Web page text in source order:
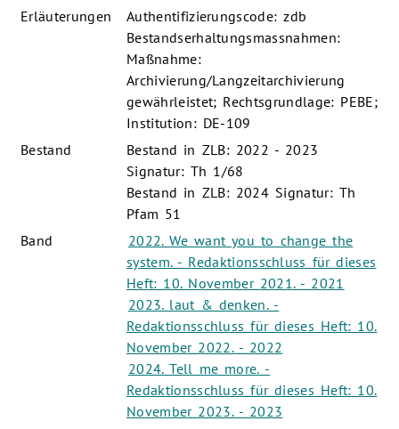
Erläuterungen
Authentifizierungscode: zdb
Bestandserhaltungsmassnahmen:
Maßnahme:
Archivierung/Langzeitarchivierung
gewährleistet; Rechtsgrundlage: PEBE;
Institution: DE-109
Bestand
Bestand in ZLB: 2022 - 2023
Signatur: Th 1/68
Bestand in ZLB: 2024 Signatur: Th
Pfam 51
Band
2022. We want you to change the
system. - Redaktionsschluss für dieses
Heft: 10. November 2021. - 2021
2023. laut & denken. -
Redaktionsschluss für dieses Heft: 10.
November 2022. - 2022
2024. Tell me more. -
Redaktionsschluss für dieses Heft: 10.
November 2023. - 2023